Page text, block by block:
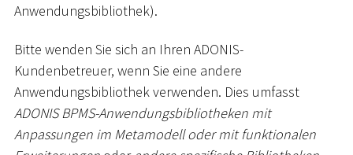
Anwendungsbibliothek).
Bitte wenden Sie sich an Ihren ADONIS-
Kundenbetreuer, wenn Sie eine andere
Anwendungsbibliothek verwenden. Dies umfasst
ADONIS BPMS-Anwendungsbibliotheken mit
Anpassungen im Metamodell oder mit funktionalen